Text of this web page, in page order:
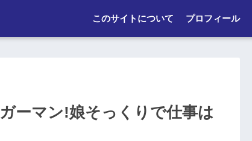
このサイトについて プロフィール
ーマン!娘そっくりで仕事は